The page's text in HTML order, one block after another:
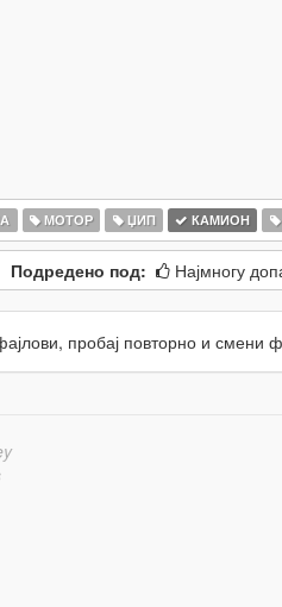
МОТОР ЏИП КАМИОН
Подредено под: Најмногу
пробај повторно и смени